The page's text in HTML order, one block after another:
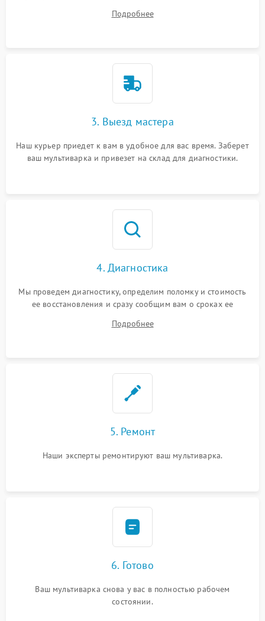
Подробнее
3. Выезд мастера
Наш курьер приедет к вам в удобное для вас время. Заберет
ваш мультиварка и привезет на склад для диагностики.
4. Диагностика
Мы проведем диагностику, определим поломку и стоимость
ее восстановления и сразу сообщим вам о сроках ее
Подробнее
5. Ремонт
Наши эксперты ремонтируют ваш мультиварка.
6. Готово
Ваш мультиварка снова у вас в полностью рабочем
состоянии.